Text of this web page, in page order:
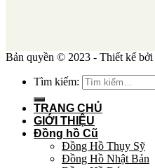
Bản quyền © 2023 - Thiết kế bởi
Tìm kiếm:
TRANG CHỦ
GIỚI THIỆU
Đồng hồ Cũ
Đồng Hồ Thụy Sỹ
Đồng Hồ Nhật Bản